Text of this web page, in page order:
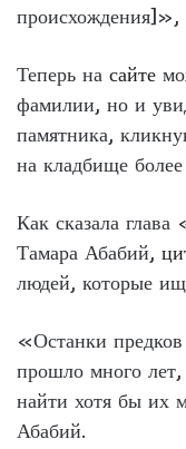
происхождения]»,
Теперь на сайте
фамилии, но и
памятника,
на кладбище
Как сказала
Тамара Абабий,
людей, которые
«Останки
прошло много
найти хотя бы их
Абабий.